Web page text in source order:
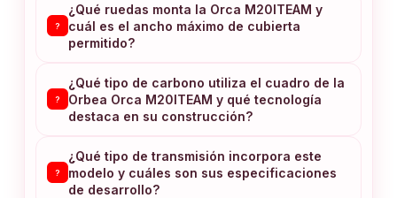
?
¿Qué ruedas monta la Orca M20ITEAM y
cuál es el ancho máximo de cubierta
permitido?
?
¿Qué tipo de carbono utiliza el cuadro de la
Orbea Orca M20ITEAM y qué tecnología
destaca en su construcción?
?
¿Qué tipo de transmisión incorpora este
modelo y cuáles son sus especificaciones
de desarrollo?